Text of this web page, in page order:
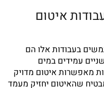
איטום
בעבודות אלו הם
עמידים במים
מאפשרות איטום מדויק
שהאיטום יחזיק מעמד